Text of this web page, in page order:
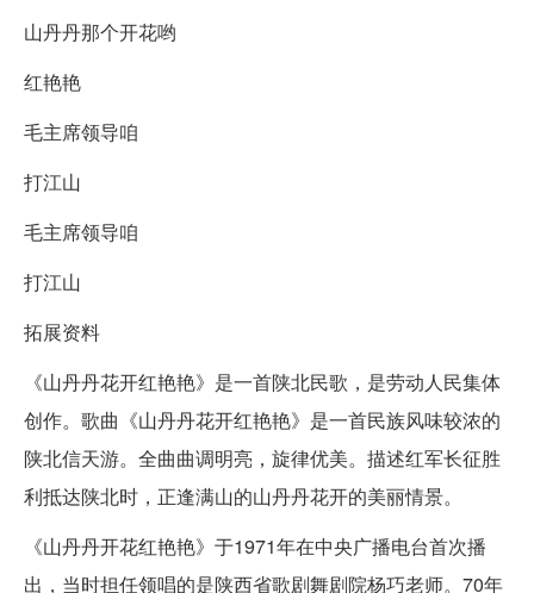
山丹丹那个开花哟
红艳艳
毛主席领导咱
打江山
毛主席领导咱
打江山
拓展资料
《山丹丹花开红艳艳》是一首陕北民歌，是劳动人民集体
创作。歌曲《山丹丹花开红艳艳》是一首民族风味较浓的
陕北信天游。全曲曲调明亮，旋律优美。描述红军长征胜
利抵达陕北时，正逢满山的山丹丹花开的美丽情景。
《山丹丹开花红艳艳》于1971年在中央广播电台首次播
出，当时担任领唱的是陕西省歌剧舞剧院杨巧老师。70年